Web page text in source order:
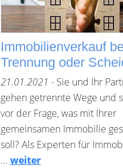
Immobilienverkauf
Trennung oder
21.01.2021 - Sie und Ihr
gehen getrennte Wege und
vor der Frage, was mit Ihrer
gemeinsamen Immobilie
soll? Als Experten für
... weiter